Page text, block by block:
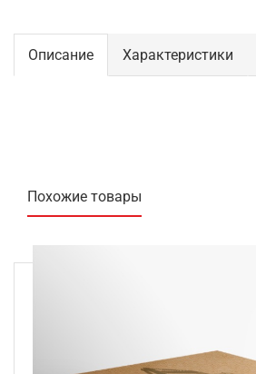
Описание Характеристики
Похожие товары